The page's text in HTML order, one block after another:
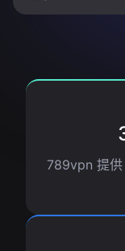
789vpn 提